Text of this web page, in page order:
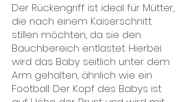
Der Rückengriff ist ideal für Mütter,
die nach einem Kaiserschnitt
stillen möchten, da sie den
Bauchbereich entlastet. Hierbei
wird das Baby seitlich unter dem
Arm gehalten, ähnlich wie ein
Football. Der Kopf des Babys ist